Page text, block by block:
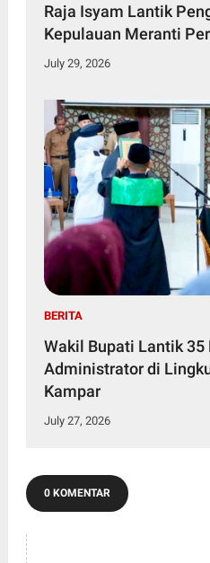
Raja Isyam Lantik
Kepulauan Meranti
July 29, 2026
BERITA
Wakil Bupati Lantik 35
Administrator di
Kampar
July 27, 2026
0 KOMENTAR